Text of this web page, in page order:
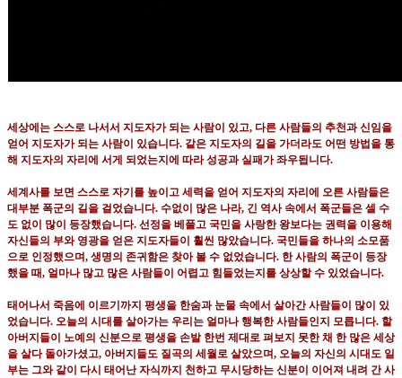
세상에는 스스로 나서서 지도자가 되는 사람이 있고, 다른 사람들의 추천과 신임을
얻어 지도자가 되는 사람이 있습니다. 같은 지도자의 길을 가더라도 어떤 방법을 통
해 지도자의 자리에 서게 되었는지에 따라 성공과 실패가 좌우됩니다.
세계사를 보면 스스로 자기를 높이고 세력을 얻어 지도자의 자리에 오른 사람들은
대부분 폭군의 길을 걸었습니다. 수없이 많은 나라, 긴 역사 속에서 폭군들은 셀 수
도 없이 많이 등장했습니다. 선정을 베풀고 국민을 사랑한 왕보다는 권력을 이용해
자신들의 부와 영광을 얻은 지도자들이 훨씬 많았습니다. 국민들을 하나의 소모품
으로 인정했으며, 생명의 존귀함은 찾아 볼 수 없었습니다. 한 사람의 폭군이 등장
했을 때, 얼마나 많고 많은 사람들이 어렵고 힘들었는지를 상상할 수 있었습니다.
태어나서 죽음에 이르기까지 평생을 한숨과 눈물 속에서 살아간 사람들이 많이 있
었습니다. 오늘의 시대를 살아가는 우리는 얼마나 행복한 사람들인지 모릅니다. 할
아버지들이 노예의 신분으로 평생을 손발 한번 제대로 펴보지 못한 채 한 많은 세상
을 살다 돌아가셨고, 아버지들도 질곡의 세월로 살았으며, 오늘의 자신의 시대도 일
부는 그와 같이 다시 태어난 자식까지 천하고 무시당하는 신분이 이어져 내려 간 사